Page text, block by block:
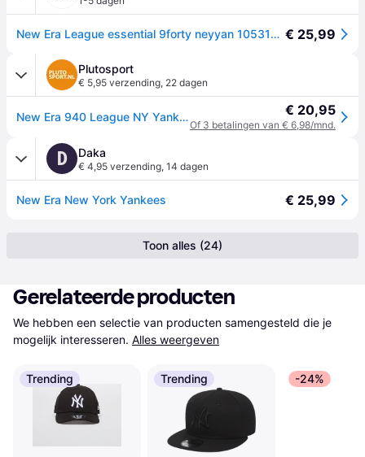
New Era League essential 9forty neyyan 10531941 - Zwart - One size € 25,99
Plutosport
€ 5,95 verzending, 22 dagen
New Era 940 League NY Yankees Cap - zwart - wit - 1 SIZE € 20,95
Of 3 betalingen van € 6,98/mnd.
D Daka
€ 4,95 verzending, 14 dagen
New Era New York Yankees € 25,99
Toon alles (24)
Gerelateerde producten
We hebben een selectie van producten samengesteld die je
mogelijk interesseren. Alles weergeven
Trending Trending -24%